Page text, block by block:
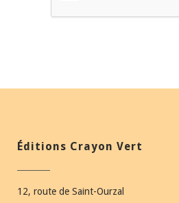
Éditions Crayon Vert
12, route de Saint-Ourzal